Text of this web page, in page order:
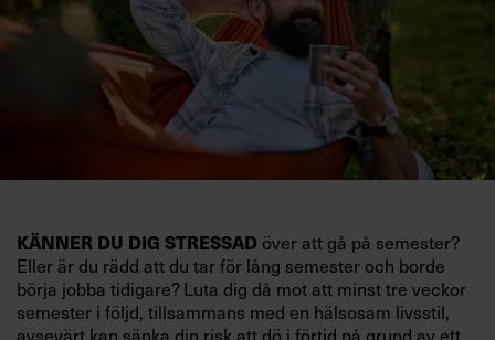
KÄNNER DU DIG STRESSAD över att gå på semester?
Eller är du rädd att du tar för lång semester och borde
börja jobba tidigare? Luta dig då mot att minst tre veckor
semester i följd, tillsammans med en hälsosam livsstil,
avsevärt kan sänka din risk att dö i förtid på grund av ett